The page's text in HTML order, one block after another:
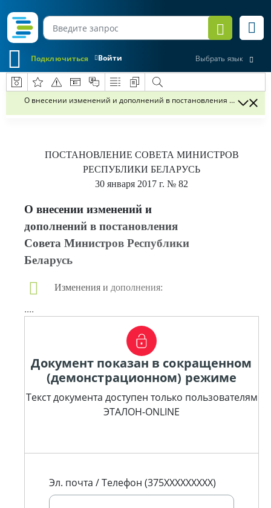
Войти
Подключиться Выбрать язык
О внесении изменений и дополнений в постановления Совета
ПОСТАНОВЛЕНИЕ СОВЕТА МИНИСТРОВ
РЕСПУБЛИКИ БЕЛАРУСЬ
30 января 2017 г. № 82
О внесении изменений и
дополнений в постановления
Совета Министров Республики
Беларусь
Изменения и дополнения:
....
Документ показан в сокращенном
(демонстрационном) режиме
Текст документа доступен только пользователям
ЭТАЛОН-ONLINE
Эл. почта / Телефон (375XXXXXXXXX)